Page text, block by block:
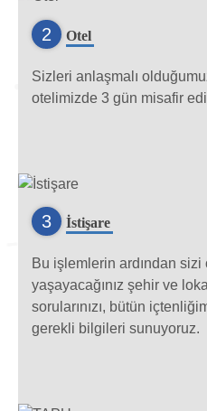
2 Otel
Sizleri anlaşmalı
otelimizde 3 gün misafir
3 İstişare
Bu işlemlerin ardından
yaşayacağınız şehir ve
sorularınızı, bütün
gerekli bilgileri sunuyoruz.